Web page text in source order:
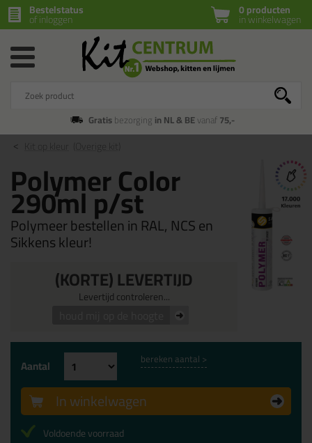
0 producten
in winkelwagen
Bestelstatus
of inloggen
Gratisbezorging in NL & BEvanaf75,-
Polymer Color
290ml p/st
Polymeer bestellen in RAL, NCS en
Sikkens kleur!
(KORTE) LEVERTIJD
Levertijd controleren...
Aantal bereken aantal >
In winkelwagen
Voldoende voorraad